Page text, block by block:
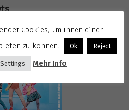
Cookies, um Ihnen einen
zu können.
Ok Reject
Mehr Info